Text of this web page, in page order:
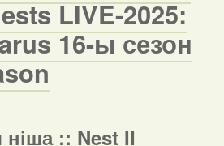
LIVE-2025:
16-ы сезон
ніша :: Nest II